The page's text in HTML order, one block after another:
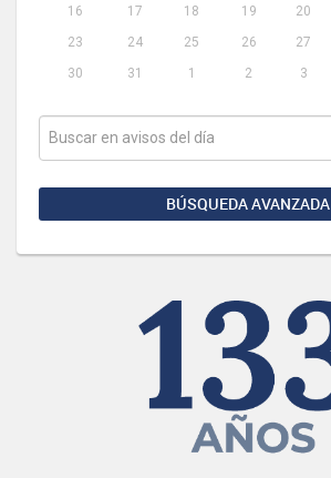
16
17 18 19 20
23
24 25 26 27
30
31 1 2 3
BÚSQUEDA AVANZADA